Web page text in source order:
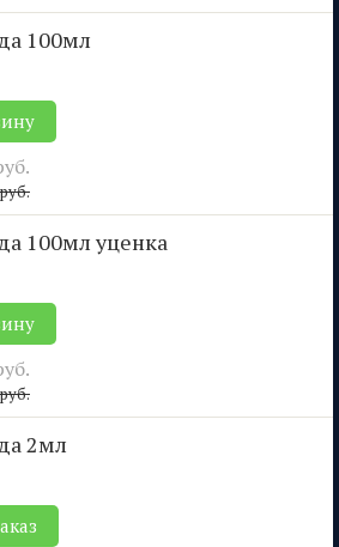
100мл
100мл уценка
2мл